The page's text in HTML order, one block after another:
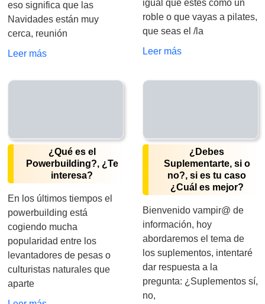
eso significa que las
Navidades están muy
cerca, reunión
Leer más
igual que estés como un
roble o que vayas a pilates,
que seas el /la
Leer más
¿Qué es el
Powerbuilding?, ¿Te
interesa?
En los últimos tiempos el
powerbuilding está
cogiendo mucha
popularidad entre los
levantadores de pesas o
culturistas naturales que
aparte
¿Debes
Suplementarte, si o
no?, si es tu caso
¿Cuál es mejor?
Bienvenido vampir@ de
información, hoy
abordaremos el tema de
los suplementos, intentaré
dar respuesta a la
pregunta: ¿Suplementos sí,
no,